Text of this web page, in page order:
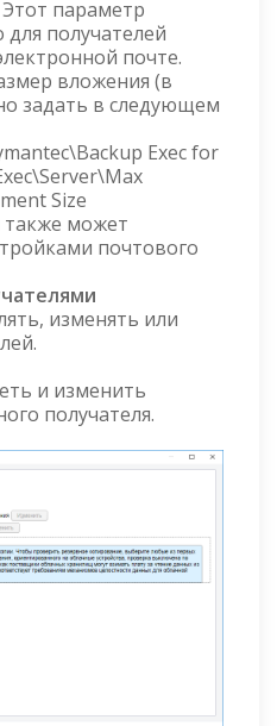
параметр
получателей
почте.
вложения (в
задать в следующем
Exec for
Size
может
почтового
изменять или
и изменить
получателя.